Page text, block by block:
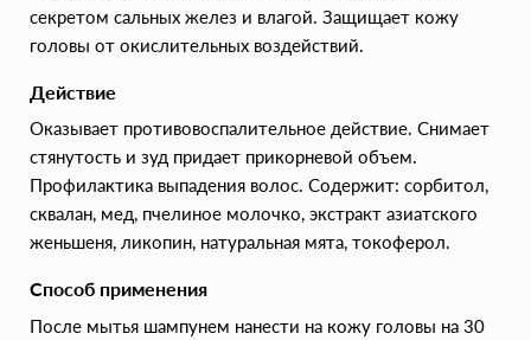
секретом сальных желез и влагой. Защищает кожу
головы от окислительных воздействий.
Действие
Оказывает противовоспалительное действие. Снимает
стянутость и зуд придает прикорневой объем.
Профилактика выпадения волос. Содержит: сорбитол,
сквалан, мед, пчелиное молочко, экстракт азиатского
женьшеня, ликопин, натуральная мята, токоферол.
Способ применения
После мытья шампунем нанести на кожу головы на 30